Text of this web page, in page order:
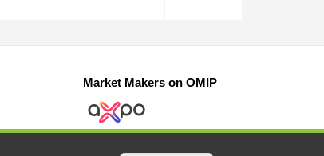
Market Makers on OMIP